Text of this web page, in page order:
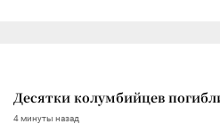
Десятки колумбийцев
4 минуты назад